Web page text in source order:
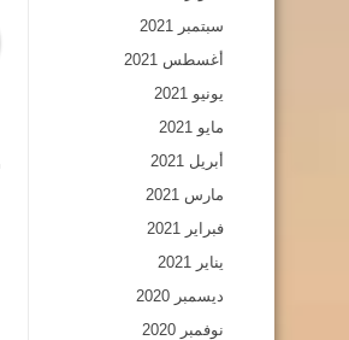
سبتمبر 2021
أغسطس 2021
يونيو 2021
مايو 2021
أبريل 2021
مارس 2021
فبراير 2021
يناير 2021
ديسمبر 2020
نوفمبر 2020